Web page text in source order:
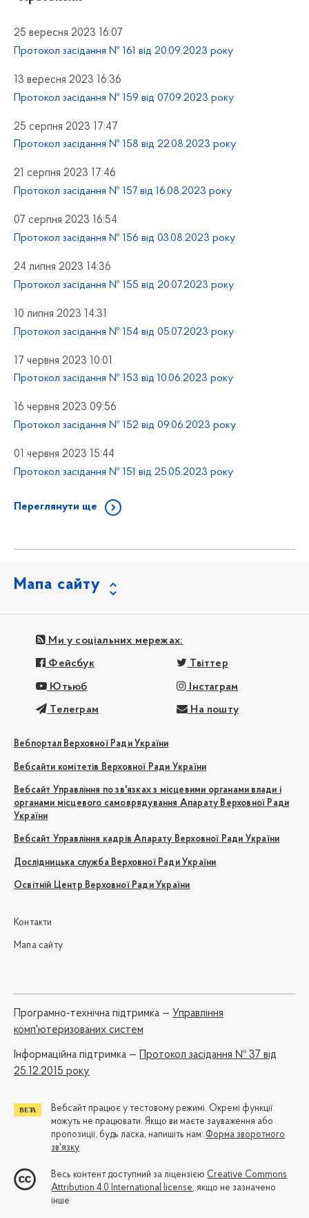
25 вересня 2023 16:07
Протокол засідання № 161 від 20.09.2023 року
13 вересня 2023 16:36
Протокол засідання № 159 від 07.09.2023 року
25 серпня 2023 17:47
Протокол засідання № 158 від 22.08.2023 року
21 серпня 2023 17:46
Протокол засідання № 157 від 16.08.2023 року
07 серпня 2023 16:54
Протокол засідання № 156 від 03.08.2023 року
24 липня 2023 14:36
Протокол засідання № 155 від 20.07.2023 року
10 липня 2023 14:31
Протокол засідання № 154 від 05.07.2023 року
17 червня 2023 10:01
Протокол засідання № 153 від 10.06.2023 року
16 червня 2023 09:56
Протокол засідання № 152 від 09.06.2023 року
01 червня 2023 15:44
Протокол засідання № 151 від 25.05.2023 року
Переглянути ще
Мапа сайту
Ми у соціальних мережах:
Фейсбук Твіттер
Ютьюб Інстаграм
Телеграм На пошту
Вебпортал Верховної Ради України
Вебсайти комітетів Верховної Ради України
Вебсайт Управління по зв'язках з місцевими органами влади і
органами місцевого самоврядування Апарату Верховної Ради
України
Вебсайт Управління кадрів Апарату Верховної Ради України
Дослідницька служба Верховної Ради України
Освітній Центр Верховної Ради України
Контакти
Мапа сайту
Програмно-технічна підтримка — Управління
комп'ютеризованих систем
Iнформаційна підтримка — Протокол засідання № 37 від
25.12.2015 року
Вебсайт працює у тестовому режимі. Окремі функції
можуть не працювати. Якщо ви маєте зауваження або
пропозиції, будь ласка, напишіть нам: Форма зворотного
зв'язку
Весь контент доступний за ліцензією Creative Commons
Attribution 4.0 International license, якщо не зазначено
інше